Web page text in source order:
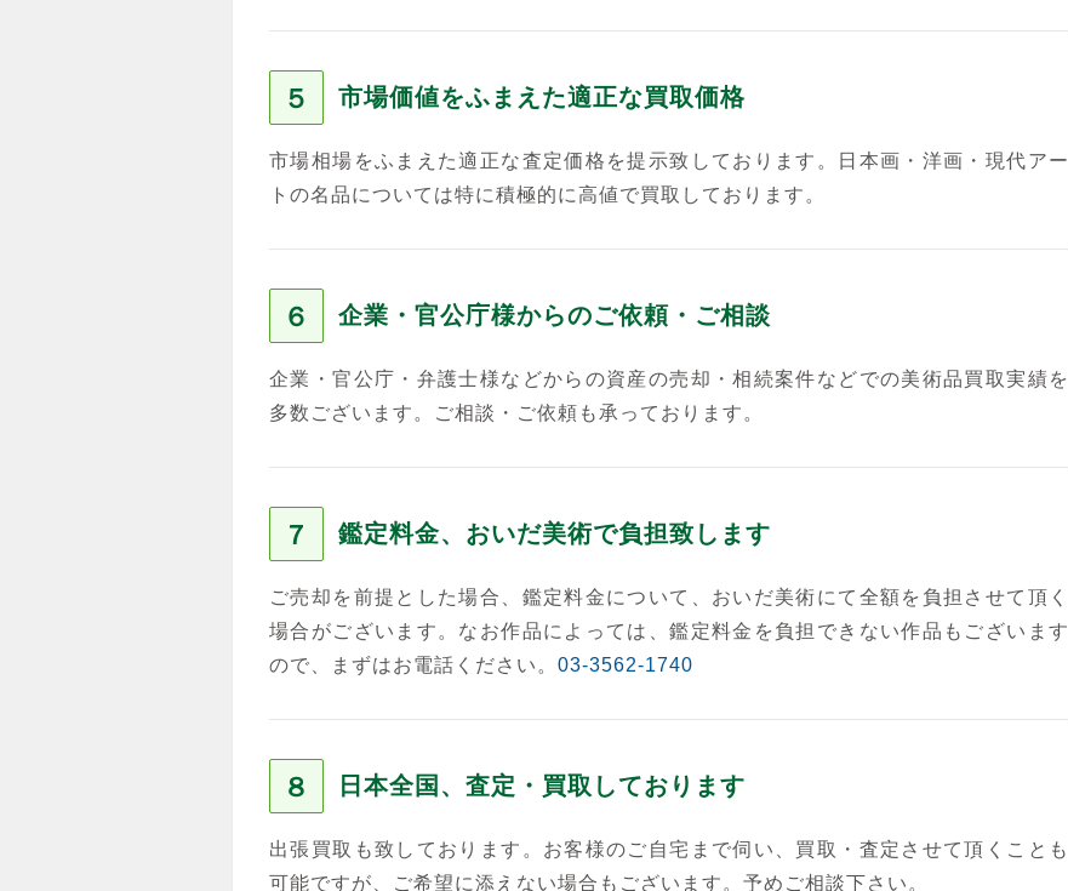
５ 市場価値をふまえた適正な買取価格
市場相場をふまえた適正な査定価格を提示致しております。日本画・洋画・現代アー
トの名品については特に積極的に高値で買取しております。
６ 企業・官公庁様からのご依頼・ご相談
企業・官公庁・弁護士様などからの資産の売却・相続案件などでの美術品買取実績を
多数ございます。ご相談・ご依頼も承っております。
７ 鑑定料金、おいだ美術で負担致します
ご売却を前提とした場合、鑑定料金について、おいだ美術にて全額を負担させて頂く
場合がございます。なお作品によっては、鑑定料金を負担できない作品もございます
ので、まずはお電話ください。 03-3562-1740
８ 日本全国、査定・買取しております
出張買取も致しております。お客様のご自宅まで伺い、買取・査定させて頂くことも
可能ですが、ご希望に添えない場合もございます。予めご相談下さい。